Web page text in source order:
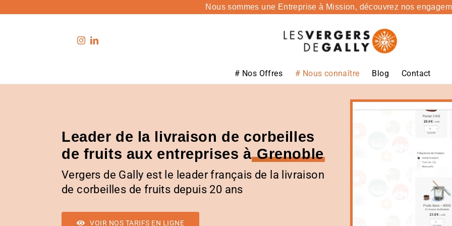
Nous sommes une Entreprise à Mission, découvrez nos
# Nos Offres
Corbeille de fruits frais
Mélanges de fruits secs
Barres de granola
Jus et compote à boire
La Pause Fertile !
Réunions et séminaires
Offres QVCT 2026
Coffrets Gourmands
# Nous connaître
Concept
Où trouver nos corbeilles de fruits ?
Avis et témoignage
Notre histoire
Une Entreprise à mission
Nos producteurs de fruits
Blog Contact
Leader de la livraison de corbeilles
de fruits aux entreprises àGrenoble
Vergers de Gally est le leader français de la livraison
de corbeilles de fruits depuis 20 ans
VOIR NOS TARIFS EN LIGNE